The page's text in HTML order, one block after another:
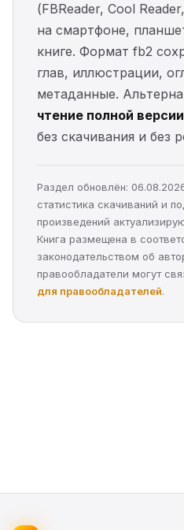
(FBReader, Cool
на смартфоне,
книге. Формат fb2
глав, иллюстрации,
метаданные.
чтение полной
без скачивания и без
Раздел обновлён:
статистика скачиваний и
произведений
Книга размещена в
законодательством об
правообладатели могут
для правообладателей.